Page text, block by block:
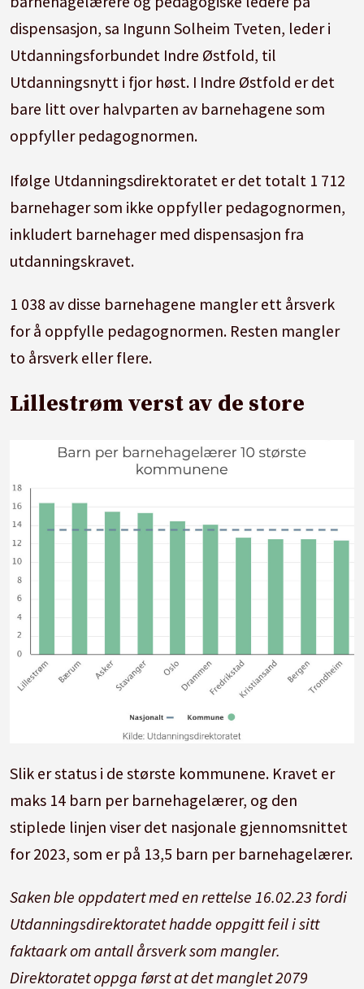
dispensasjon, sa Ingunn Solheim Tveten, leder i
Utdanningsforbundet Indre Østfold, til
Utdanningsnytt i fjor høst. I Indre Østfold er det
bare litt over halvparten av barnehagene som
oppfyller pedagognormen.
Ifølge Utdanningsdirektoratet er det totalt 1 712
barnehager som ikke oppfyller pedagognormen,
inkludert barnehager med dispensasjon fra
utdanningskravet.
1 038 av disse barnehagene mangler ett årsverk
for å oppfylle pedagognormen. Resten mangler
to årsverk eller flere.
Lillestrøm verst av de store
Slik er status i de største kommunene. Kravet er
maks 14 barn per barnehagelærer, og den
stiplede linjen viser det nasjonale gjennomsnittet
for 2023, som er på 13,5 barn per barnehagelærer.
Saken ble oppdatert med en rettelse 16.02.23 fordi
Utdanningsdirektoratet hadde oppgitt feil i sitt
faktaark om antall årsverk som mangler.
Direktoratet oppga først at det manglet 2079